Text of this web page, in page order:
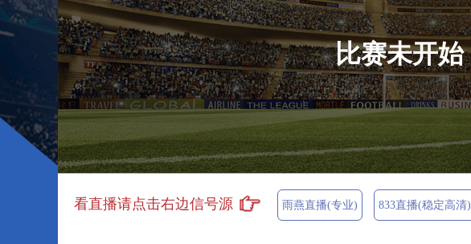
比赛未开始
看直播请点击右边信号源 雨燕直播(专业) 833直播(稳定高清)